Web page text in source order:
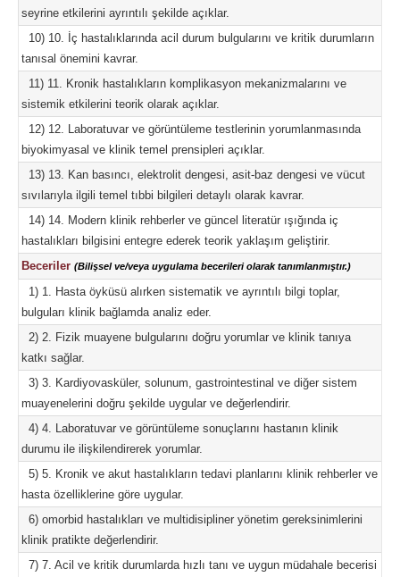
seyrine etkilerini ayrıntılı şekilde açıklar.
10) 10. İç hastalıklarında acil durum bulgularını ve kritik durumların
tanısal önemini kavrar.
11) 11. Kronik hastalıkların komplikasyon mekanizmalarını ve
sistemik etkilerini teorik olarak açıklar.
12) 12. Laboratuvar ve görüntüleme testlerinin yorumlanmasında
biyokimyasal ve klinik temel prensipleri açıklar.
13) 13. Kan basıncı, elektrolit dengesi, asit-baz dengesi ve vücut
sıvılarıyla ilgili temel tıbbi bilgileri detaylı olarak kavrar.
14) 14. Modern klinik rehberler ve güncel literatür ışığında iç
hastalıkları bilgisini entegre ederek teorik yaklaşım geliştirir.
Beceriler (Bilişsel ve/veya uygulama becerileri olarak tanımlanmıştır.)
1) 1. Hasta öyküsü alırken sistematik ve ayrıntılı bilgi toplar,
bulguları klinik bağlamda analiz eder.
2) 2. Fizik muayene bulgularını doğru yorumlar ve klinik tanıya
katkı sağlar.
3) 3. Kardiyovasküler, solunum, gastrointestinal ve diğer sistem
muayenelerini doğru şekilde uygular ve değerlendirir.
4) 4. Laboratuvar ve görüntüleme sonuçlarını hastanın klinik
durumu ile ilişkilendirerek yorumlar.
5) 5. Kronik ve akut hastalıkların tedavi planlarını klinik rehberler ve
hasta özelliklerine göre uygular.
6) omorbid hastalıkları ve multidisipliner yönetim gereksinimlerini
klinik pratikte değerlendirir.
7) 7. Acil ve kritik durumlarda hızlı tanı ve uygun müdahale becerisi